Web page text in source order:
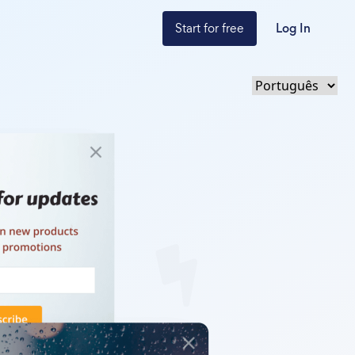
Start for free Log In